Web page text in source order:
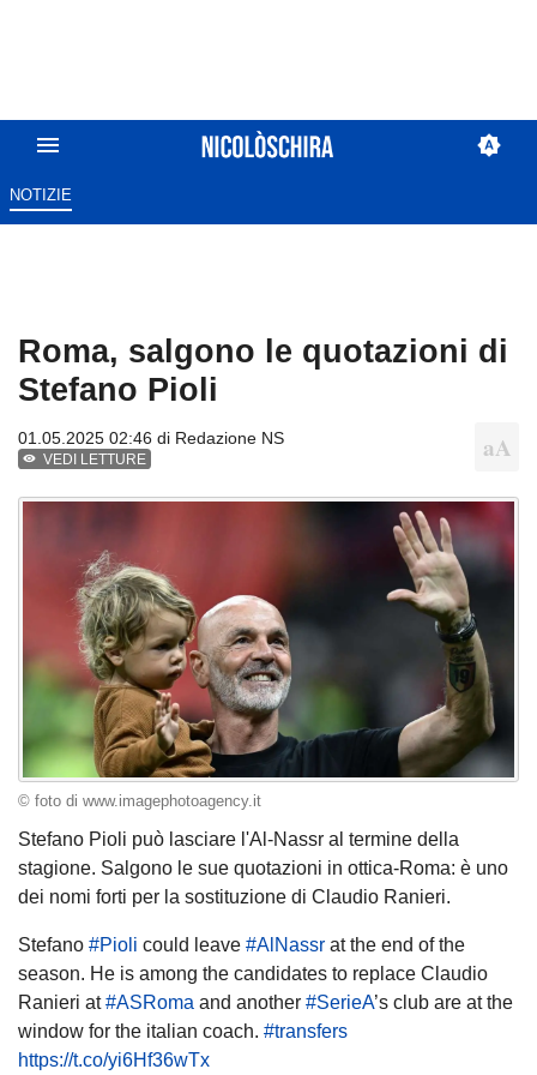
NOTIZIE
Roma, salgono le quotazioni di
Stefano Pioli
01.05.2025 02:46 di Redazione NS
VEDI LETTURE
© foto di www.imagephotoagency.it
Stefano Pioli può lasciare l'Al-Nassr al termine della
stagione. Salgono le sue quotazioni in ottica-Roma: è uno
dei nomi forti per la sostituzione di Claudio Ranieri.
Stefano #Pioli could leave #AlNassr at the end of the
season. He is among the candidates to replace Claudio
Ranieri at#ASRoma and another #SerieA’s club are at the
window for the italian coach. #transfers
https://t.co/yi6Hf36wTx